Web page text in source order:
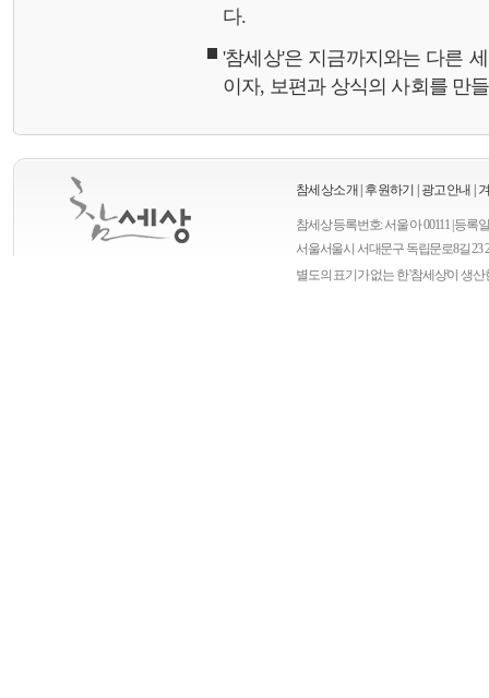
다.
'참세상'은 지금까지와는 다른
이자, 보편과 상식의 사회를 만
참세상소개 후원하기 광고안내
참세상 등록번호: 서울 아 00111 | 등록
서울서울시 서대문구 독립문로8길 23
별도의 표기가 없는 한 '참세상'이 생